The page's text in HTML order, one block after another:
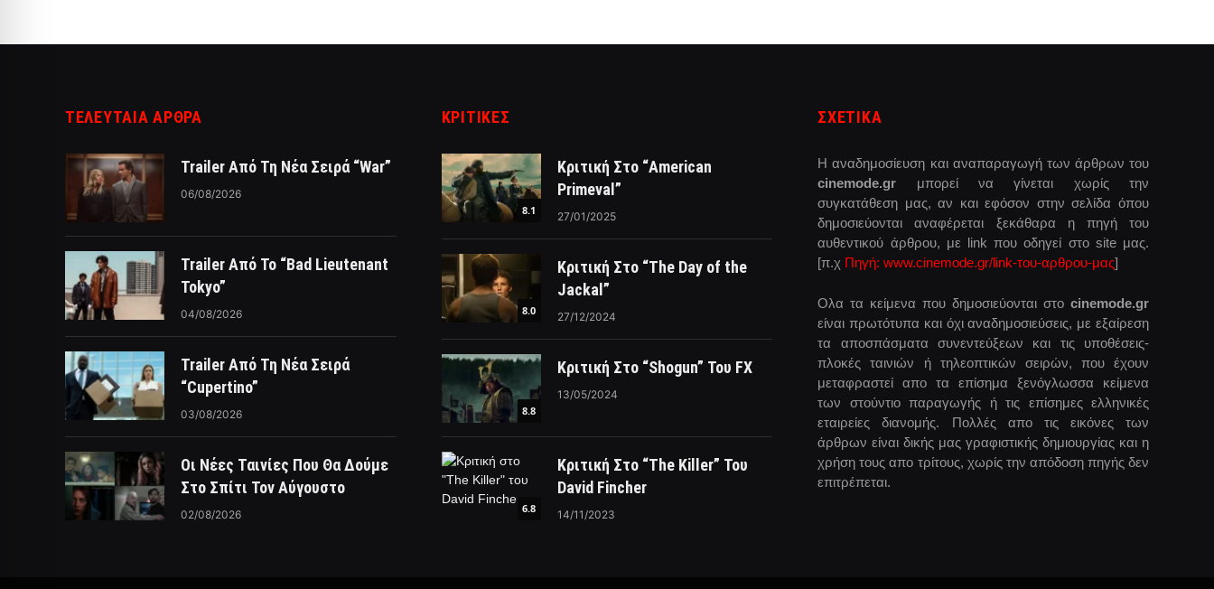
ΤΕΛΕΥΤΑΙΑ ΑΡΘΡΑ
Trailer Από Τη Νέα Σειρά “War”
06/08/2026
Trailer Από Το “Bad Lieutenant
Tokyo”
04/08/2026
Trailer Από Τη Νέα Σειρά
“Cupertino”
03/08/2026
Οι Νέες Ταινίες Που Θα Δούμε
Στο Σπίτι Τον Αύγουστο
02/08/2026
ΚΡΙΤΙΚΈΣ
8.1
Κριτική Στο “American
Primeval”
27/01/2025
8.0
Κριτική Στο “The Day of the
Jackal”
27/12/2024
8.8
Κριτική Στο “Shogun” Του FX
13/05/2024
6.8
Κριτική Στο “The Killer” Του
David Fincher
14/11/2023
ΣΧΕΤΙΚΑ
Η αναδημοσίευση και αναπαραγωγή των άρθρων του
cinemode.gr μπορεί να γίνεται χωρίς την
συγκατάθεση μας, αν και εφόσον στην σελίδα όπου
δημοσιεύονται αναφέρεται ξεκάθαρα η πηγή του
αυθεντικού άρθρου, με link που οδηγεί στο site μας.
[π.χ Πηγή: www.cinemode.gr/link-του-αρθρου-μας]
Ολα τα κείμενα που δημοσιεύονται στο cinemode.gr
είναι πρωτότυπα και όχι αναδημοσιεύσεις, με εξαίρεση
τα αποσπάσματα συνεντεύξεων και τις υποθέσεις-
πλοκές ταινιών ή τηλεοπτικών σειρών, που έχουν
μεταφραστεί απο τα επίσημα ξενόγλωσσα κείμενα
των στούντιο παραγωγής ή τις επίσημες ελληνικές
εταιρείες διανομής. Πολλές απο τις εικόνες των
άρθρων είναι δικής μας γραφιστικής δημιουργίας και η
χρήση τους απο τρίτους, χωρίς την απόδοση πηγής δεν
επιτρέπεται.